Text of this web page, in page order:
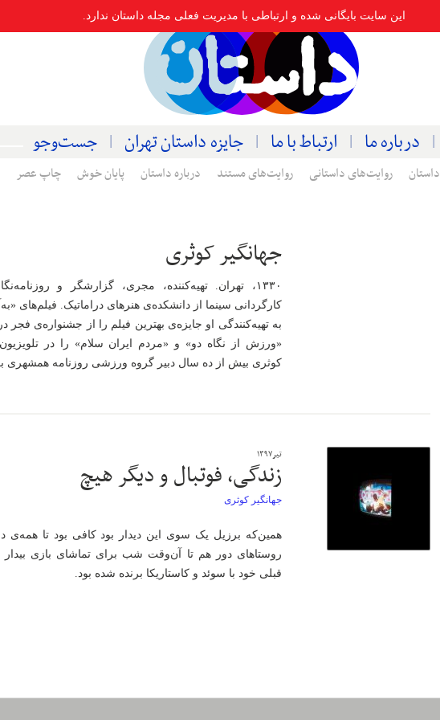
درباره ما ارتباط با ما جایزه داستان تهران جست‌وجو
داستان روایت‌های داستانی روایت‌های مستند درباره داستان پایان خوش چاپ عصر
جهانگیر کوثری
۱۳۳۰، تهران. تهیه‌کننده، مجری، گزارشگر و
کارگردانی سینما از دانشکده‌ی‌ هنرهای دراماتیک. فیلم‌های
به تهیه‌کنندگی او جایزه‌ی بهترین فیلم را از جشنواره‌ی فجر
«ورزش از نگاه دو» و «مردم ایران سلام» را در
كوثری بیش از ده سال دبیر گروه ورزشی روزنامه همشهری
تیر۱۳۹۷
زندگی، فوتبال و دیگر هیچ
جهانگیر کوثری
همین‌که برزیل یک سوی این دیدار بود کافی بود تا همه‌ی
روستاهای دور هم تا آن‌وقت شب برای تماشای بازی بیدار
قبلی خود با سوئد و کاستاریکا برنده شده بود.
این سایت بایگانی شده و ارتباطی با مدیریت فعلی مجله داستان ندارد.